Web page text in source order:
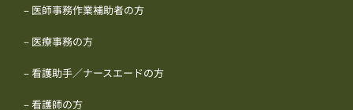
– 医師事務作業補助者の方
– 医療事務の方
– 看護助手／ナースエードの方
– 看護師の方